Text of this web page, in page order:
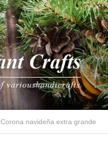
Corona navideña extra grande